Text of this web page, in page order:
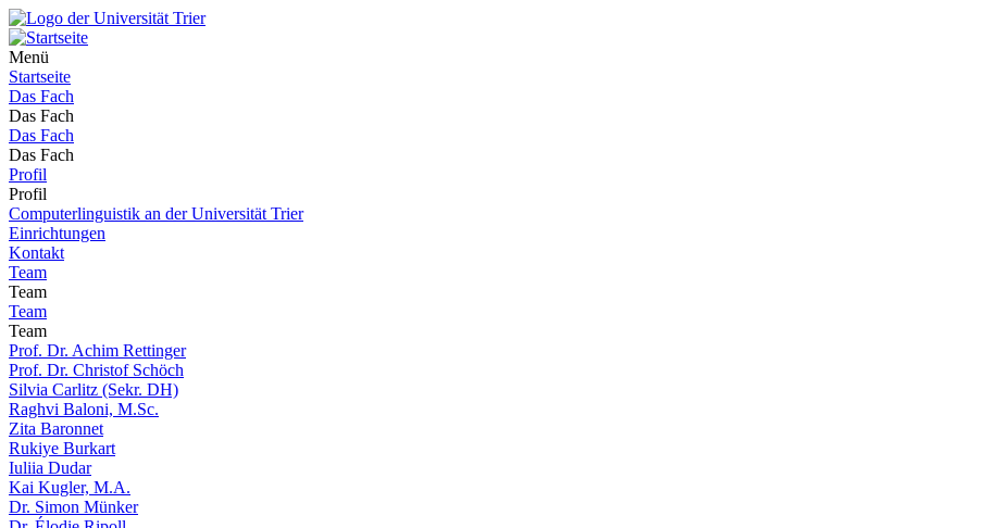
Menü
Startseite
Das Fach
Das Fach
Das Fach
Das Fach
Profil
Profil
Computerlinguistik an der Universität Trier
Einrichtungen
Kontakt
Team
Team
Team
Team
Prof. Dr. Achim Rettinger
Prof. Dr. Christof Schöch
Silvia Carlitz (Sekr. DH)
Raghvi Baloni, M.Sc.
Zita Baronnet
Rukiye Burkart
Iuliia Dudar
Kai Kugler, M.A.
Dr. Simon Münker